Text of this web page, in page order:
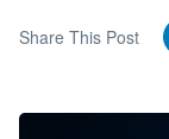
Share This Post